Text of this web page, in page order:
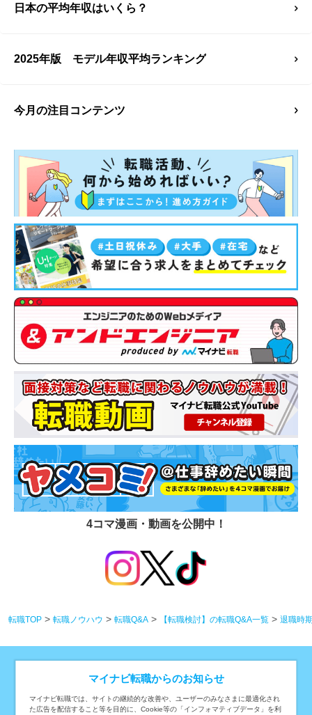
日本の平均年収はいくら？
2025年版 モデル年収平均ランキング
今月の注目コンテンツ
4コマ漫画・動画を公開中！
転職TOP 転職ノウハウ 転職Q&A 【転職検討】の転職Q&A一覧 退職時
条件から求人を探す
マイナビ転職からのお知らせ
マイナビ転職では、サイトの継続的な改善や、ユーザーのみなさまに最適化され
た広告を配信すること等を目的に、Cookie等の「インフォマティブデータ」を利